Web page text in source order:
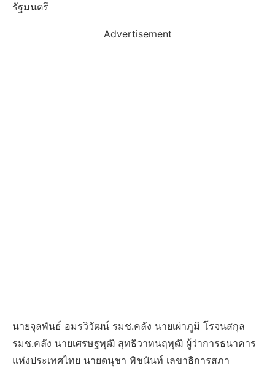
รัฐมนตรี
Advertisement
นายจุลพันธ์ อมรวิวัฒน์ รมช.คลัง นายเผ่าภูมิ โรจนสกุล
รมช.คลัง นายเศรษฐพุฒิ สุทธิวาทนฤพุฒิ ผู้ว่าการธนาคาร
แห่งประเทศไทย นายดนุชา พิชนันท์ เลขาธิการสภา